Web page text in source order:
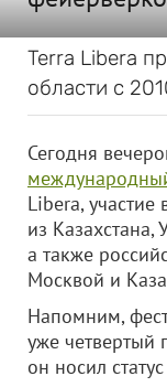
Terra Libera
области с
Сегодня
Libera,
из
а также
Москвой и
Напомним,
уже четвертый
он носил